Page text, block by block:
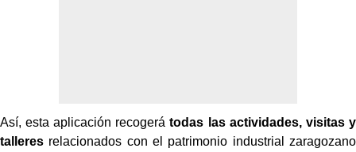
Así, esta aplicación recogerátodas las actividades, visitas y
talleres relacionados con el patrimonio industrial zaragozano